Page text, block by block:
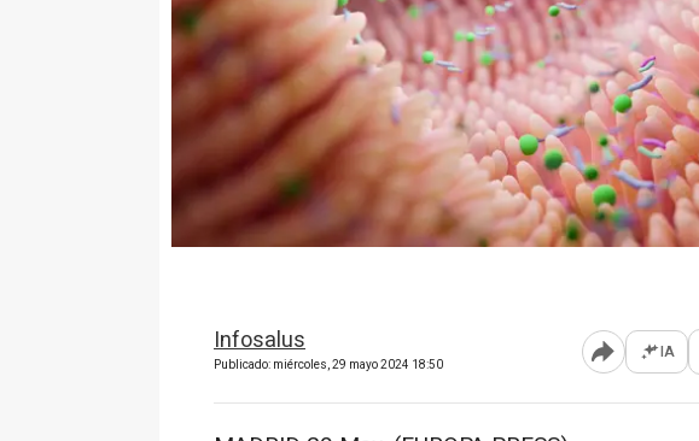
Infosalus
Publicado: miércoles, 29 mayo 2024 18:50 Abrir IA